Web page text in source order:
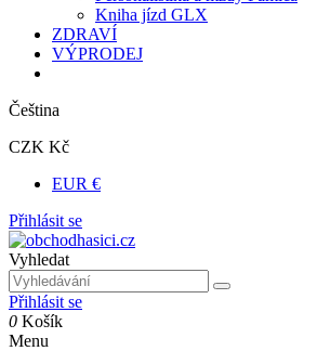
Kniha jízd GLX
ZDRAVÍ
VÝPRODEJ
Čeština
CZK Kč
EUR €
Přihlásit se
Vyhledat
Přihlásit se
0 Košík
Menu